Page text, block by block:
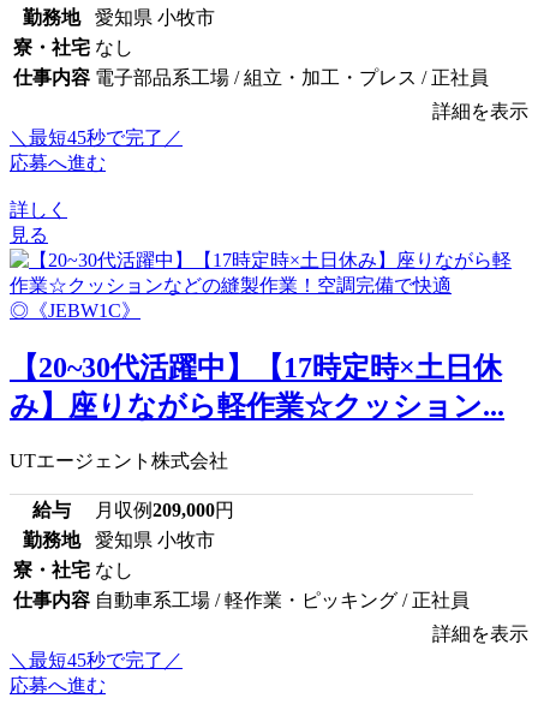
勤務地
愛知県 小牧市
寮・社宅 なし
仕事内容 電子部品系工場 / 組立・加工・プレス / 正社員
詳細を表示
＼最短45秒で完了／
応募へ進む
詳しく
見る
【20~30代活躍中】【17時定時×土日休
み】座りながら軽作業☆クッション...
UTエージェント株式会社
給与 月収例209,000円
勤務地
愛知県 小牧市
寮・社宅 なし
仕事内容 自動車系工場 / 軽作業・ピッキング / 正社員
詳細を表示
＼最短45秒で完了／
応募へ進む